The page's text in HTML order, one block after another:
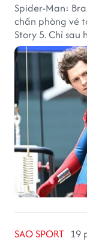
Spider-Man:
chấn phòng vé
Story 5. Chỉ
thu về hơn
khách nhất
SAO SPORT 19